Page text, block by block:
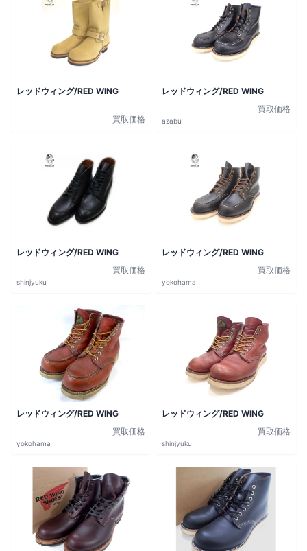
レッドウィング/RED WING
買取価格
レッドウィング/RED WING
買取価格
azabu
レッドウィング/RED WING
買取価格
shinjyuku
レッドウィング/RED WING
買取価格
yokohama
レッドウィング/RED WING
買取価格
yokohama
レッドウィング/RED WING
買取価格
shinjyuku